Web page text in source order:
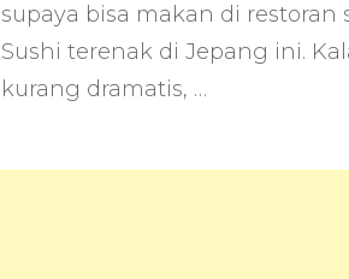
di
Jepang
supaya bisa makan di
Sushi terenak di Jepang ini.
kurang dramatis, …